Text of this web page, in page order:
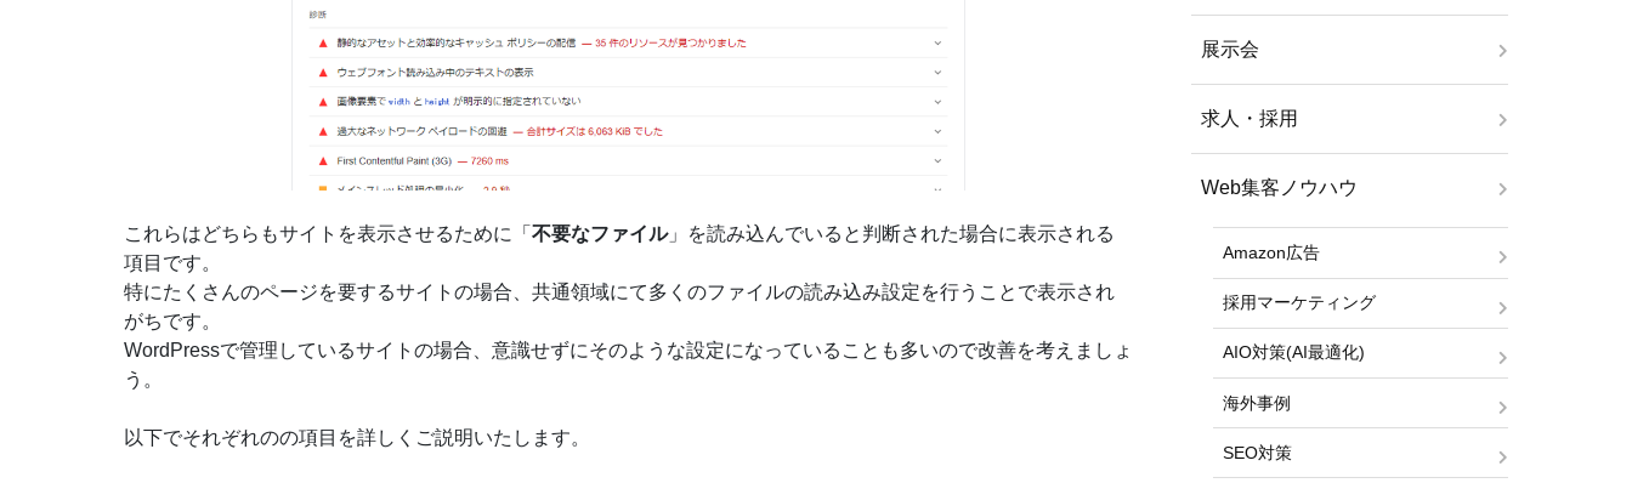
これらはどちらもサイトを表示させるために「 不要なファイル」を読み込んでいると判断された場合に表示される
項目です。
特にたくさんのページを要するサイトの場合、共通領域にて多くのファイルの読み込み設定を行うことで表示され
がちです。
WordPressで管理しているサイトの場合、意識せずにそのような設定になっていることも多いので改善を考えましょ
う。
以下でそれぞれのの項目を詳しくご説明いたします。
展示会
求人・採用
Web集客ノウハウ
Amazon広告
採用マーケティング
AIO対策(AI最適化)
海外事例
SEO対策